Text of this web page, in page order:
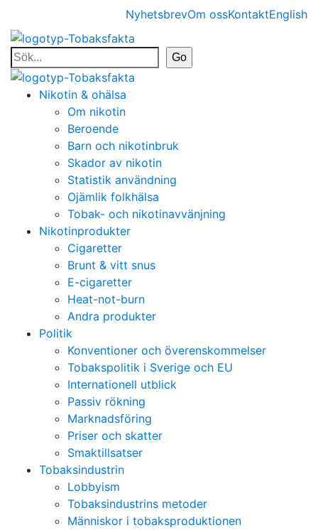
NyhetsbrevOm ossKontaktEnglish
Nikotin & ohälsa
Om nikotin
Beroende
Barn och nikotinbruk
Skador av nikotin
Statistik användning
Ojämlik folkhälsa
Tobak- och nikotinavvänjning
Nikotinprodukter
Cigaretter
Brunt & vitt snus
E-cigaretter
Heat-not-burn
Andra produkter
Politik
Konventioner och överenskommelser
Tobakspolitik i Sverige och EU
Internationell utblick
Passiv rökning
Marknadsföring
Priser och skatter
Smaktillsatser
Tobaksindustrin
Lobbyism
Tobaksindustrins metoder
Människor i tobaksproduktionen